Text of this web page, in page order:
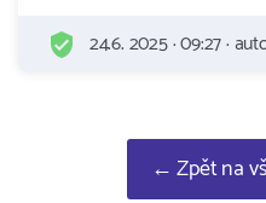
24.6. 2025 · 09:27 ·
← Zpět na